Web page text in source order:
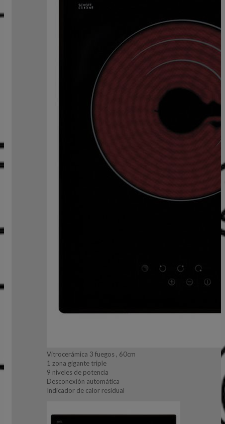
Vitrocerámica 3 fuegos , 60cm
1 zona gigante triple
9 niveles de potencia
Desconexión automática
Indicador de calor residual